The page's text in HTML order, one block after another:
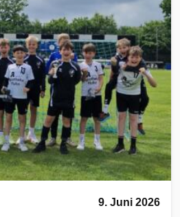
9. Juni 2026